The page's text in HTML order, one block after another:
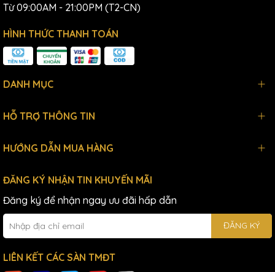
Từ 09:00AM - 21:00PM (T2-CN)
HÌNH THỨC THANH TOÁN
DANH MỤC
HỖ TRỢ THÔNG TIN
HƯỚNG DẪN MUA HÀNG
ĐĂNG KÝ NHẬN TIN KHUYẾN MÃI
Đăng ký để nhận ngay ưu đãi hấp dẫn
ĐĂNG KÝ
LIÊN KẾT CÁC SÀN TMĐT